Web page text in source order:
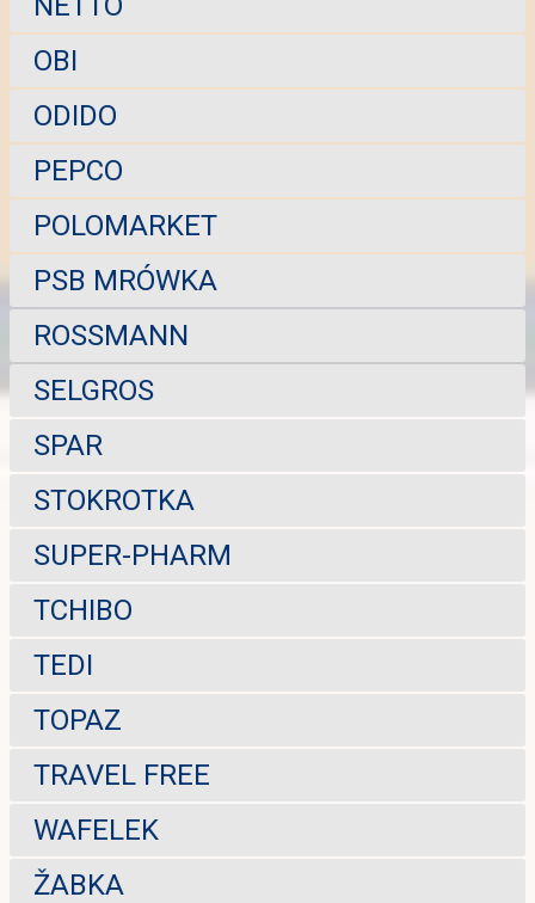
OBI
ODIDO
PEPCO
POLOMARKET
PSB MRÓWKA
ROSSMANN
SELGROS
SPAR
STOKROTKA
SUPER-PHARM
TCHIBO
TEDI
TOPAZ
TRAVEL FREE
WAFELEK
ŽABKA